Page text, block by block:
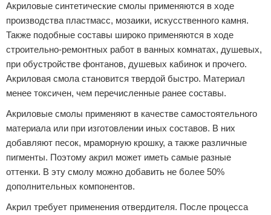
Акриловые синтетические смолы применяются в ходе
производства пластмасс, мозаики, искусственного камня.
Также подобные составы широко применяются в ходе
строительно-ремонтных работ в ванных комнатах, душевых,
при обустройстве фонтанов, душевых кабинок и прочего.
Акриловая смола становится твердой быстро. Материал
менее токсичен, чем перечисленные ранее составы.
Акриловые смолы применяют в качестве самостоятельного
материала или при изготовлении иных составов. В них
добавляют песок, мраморную крошку, а также различные
пигменты. Поэтому акрил может иметь самые разные
оттенки. В эту смолу можно добавить не более 50%
дополнительных компонентов.
Акрил требует применения отвердителя. После процесса